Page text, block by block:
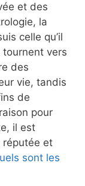
et des
la
celle qu’il
vers
des
vie, tandis
de
pour
il est
réputée et
sont les